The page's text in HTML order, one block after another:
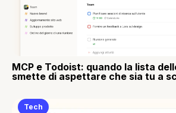
MCP e Todoist: quando la lista
smette di aspettare che sia tu a
Tech